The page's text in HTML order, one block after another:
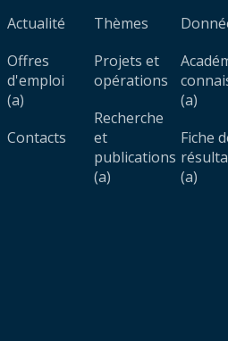
Actualité
Offres
d'emploi
(a)
Contacts
Thèmes
Projets et
opérations
Recherche
et
publications
(a)
(a)
Fiche
(a)